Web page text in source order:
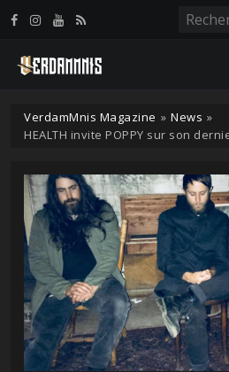
VerdamMnis Magazine » News »
HEALTH invite POPPY sur son
Panneau de gestion des cookies